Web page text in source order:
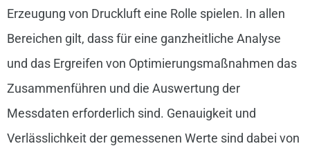
Erzeugung von Druckluft eine Rolle spielen. In allen
Bereichen gilt, dass für eine ganzheitliche Analyse
und das Ergreifen von Optimierungsmaßnahmen das
Zusammenführen und die Auswertung der
Messdaten erforderlich sind. Genauigkeit und
Verlässlichkeit der gemessenen Werte sind dabei von